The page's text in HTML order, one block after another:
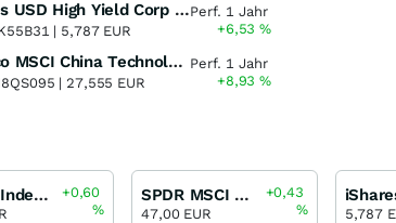
iShares USD High Yield Corp Bond ESG SRI UCITS ETF
| 5,787 EUR
Perf. 1 Jahr
+6,53%
Invesco MSCI China Technology All Shares Stock Connect UCITS ETF Acc
| 27,555 EUR
Perf. 1 Jahr
+8,93%
Amundi Index MSCI Emerging Markets Capitalisation
+0,60
%
SPDR MSCI World UCITS ETF USD
47,00 EUR
+0,43
%
5,787